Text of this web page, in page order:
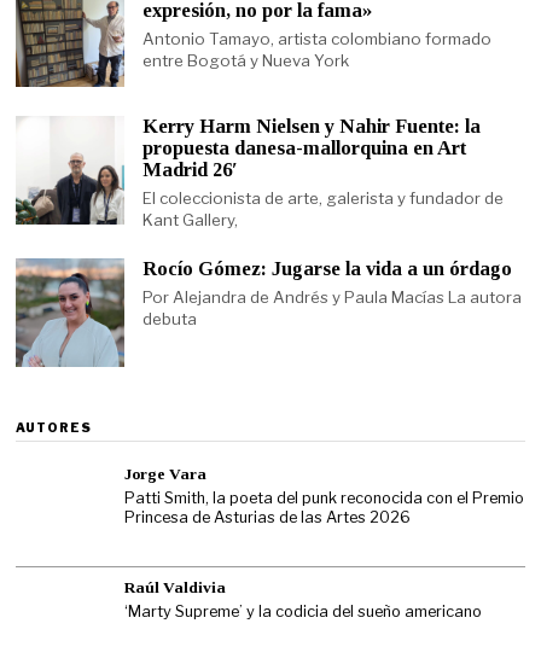
expresión, no por la fama»
Antonio Tamayo, artista colombiano formado
entre Bogotá y Nueva York
Kerry Harm Nielsen y Nahir Fuente: la
propuesta danesa-mallorquina en Art
Madrid 26′
El coleccionista de arte, galerista y fundador de
Kant Gallery,
Rocío Gómez: Jugarse la vida a un órdago
Por Alejandra de Andrés y Paula Macías La autora
debuta
AUTORES
Jorge Vara
Patti Smith, la poeta del punk reconocida con el Premio
Princesa de Asturias de las Artes 2026
Raúl Valdivia
‘Marty Supreme’ y la codicia del sueño americano